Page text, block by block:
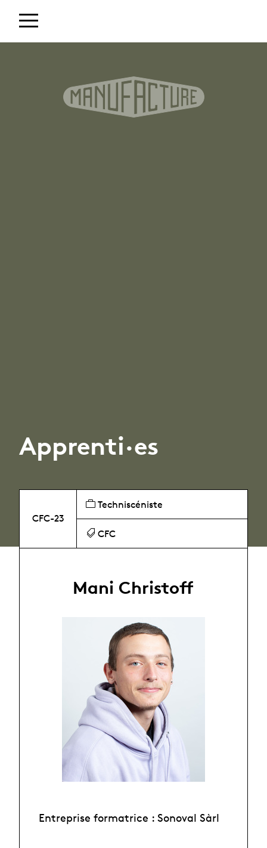
Apprenti·es
CFC-23
Techniscéniste
CFC
Mani Christoff
Entreprise formatrice : Sonoval Sàrl